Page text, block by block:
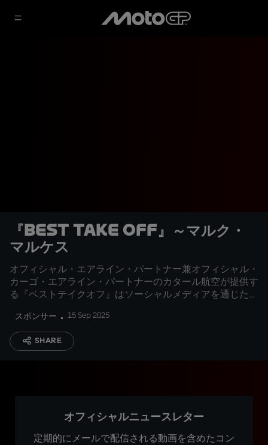
『Best Take Off』～マルク・
マルケス
オフィシャル・エアライン・パートナー兼オフィシャル・
カーゴ・エアライン・パートナーのカタール航空が提供す
る『ベストテイクオフ』はソーシャルメディアを通じた投
２番手に浮上したマルク・マルケスが受賞
スポンサー 15 Sep 2025
SHARE
オフィシャルニュースレター
定期的にメールで配信される動画を含めたコン